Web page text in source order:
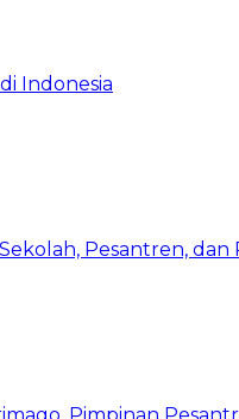
Indonesia
Pesantren,